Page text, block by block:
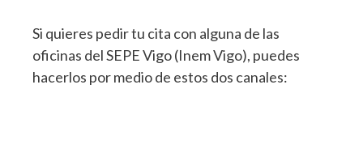
Si quieres pedir tu cita con alguna de las
oficinas del SEPE Vigo (Inem Vigo), puedes
hacerlos por medio de estos dos canales: